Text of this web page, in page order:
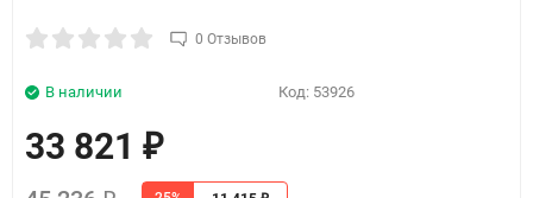
0 Отзывов
В наличии Код: 53926
33 821 ₽